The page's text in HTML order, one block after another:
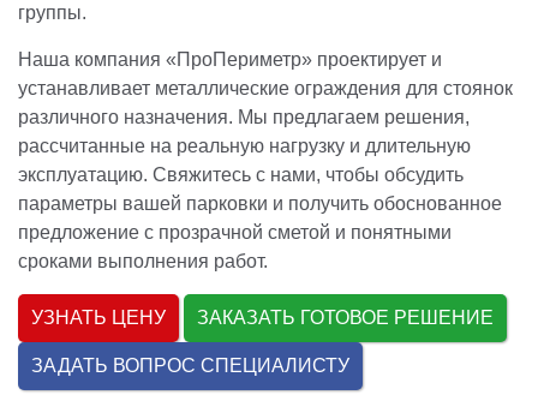
группы.
Наша компания «ПроПериметр» проектирует и
устанавливает металлические ограждения для стоянок
различного назначения. Мы предлагаем решения,
рассчитанные на реальную нагрузку и длительную
эксплуатацию. Свяжитесь с нами, чтобы обсудить
параметры вашей парковки и получить обоснованное
предложение с прозрачной сметой и понятными
сроками выполнения работ.
УЗНАТЬ ЦЕНУ ЗАКАЗАТЬ ГОТОВОЕ РЕШЕНИЕ
ЗАДАТЬ ВОПРОС СПЕЦИАЛИСТУ